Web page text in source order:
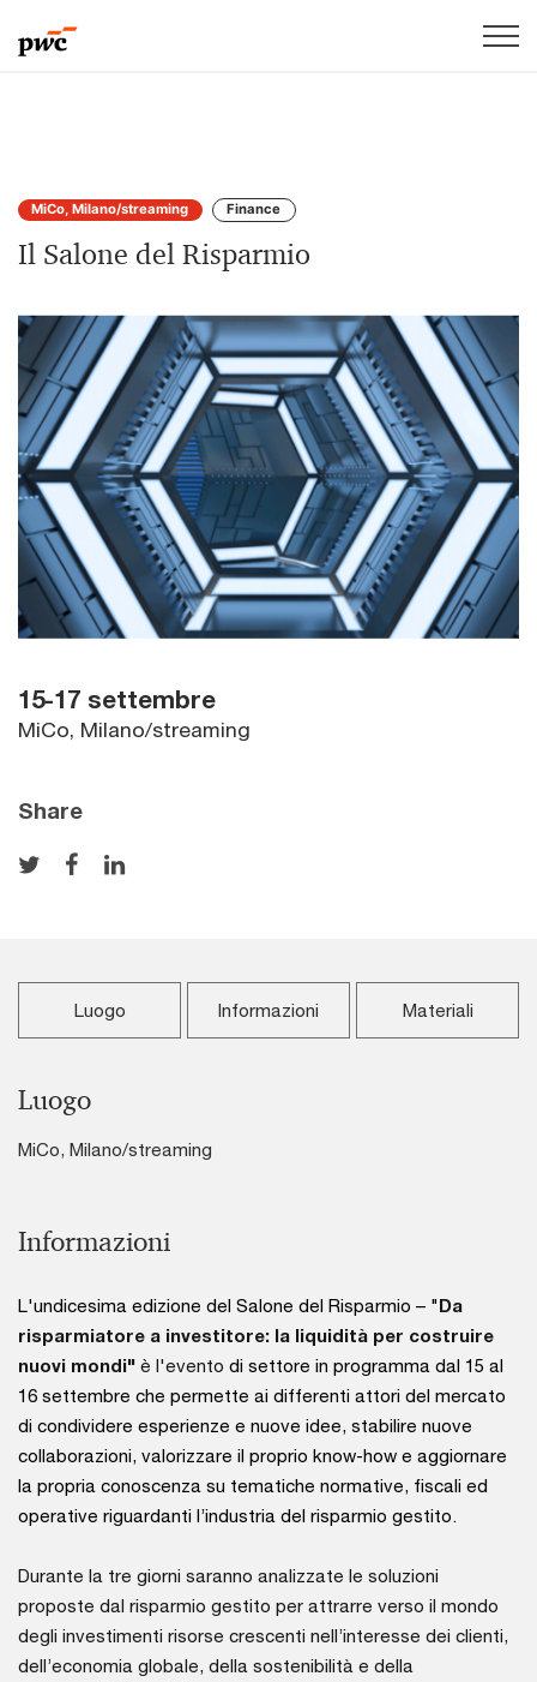
MiCo, Milano/streaming Finance
Il Salone del Risparmio
15-17 settembre
MiCo, Milano/streaming
Share
Luogo Informazioni Materiali
Luogo
MiCo, Milano/streaming
Informazioni
L'undicesima edizione del Salone del Risparmio – "Da
risparmiatore a investitore: la liquidità per costruire
nuovi mondi" è l'evento di settore in programma dal 15 al
16 settembre che permette ai differenti attori del mercato
di condividere esperienze e nuove idee, stabilire nuove
collaborazioni, valorizzare il proprio know-how e aggiornare
la propria conoscenza su tematiche normative, fiscali ed
operative riguardanti l’industria del risparmio gestito.
Durante la tre giorni saranno analizzate le soluzioni
proposte dal risparmio gestito per attrarre verso il mondo
degli investimenti risorse crescenti nell’interesse dei clienti,
dell’economia globale, della sostenibilità e della